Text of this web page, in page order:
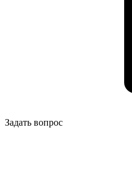
Задать вопрос